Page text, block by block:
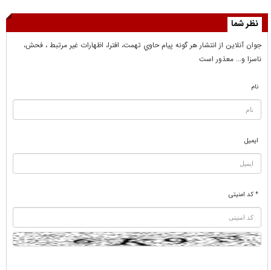
نظر شما
جوان آنلاين از انتشار هر گونه پيام حاوي تهمت، افترا، اظهارات غير مرتبط ، فحش،
ناسزا و... معذور است
نام
ایمیل
* کد امنیتی